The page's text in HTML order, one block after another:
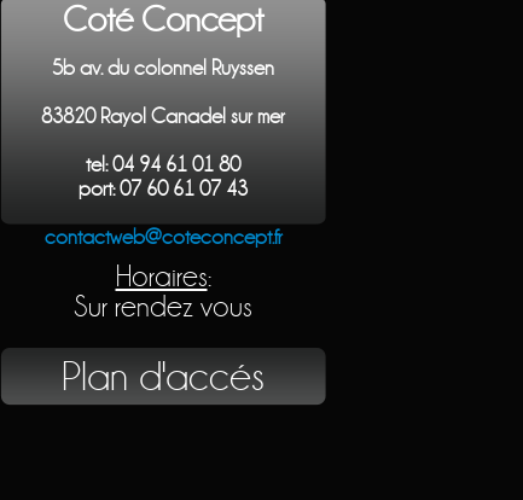
Coté Concept
5b av. du colonnel Ruyssen
83820 Rayol Canadel sur mer
tel: 04 94 61 01 80
port: 07 60 61 07 43
contactweb@coteconcept.fr
Horaires:
Sur rendez vous
Plan d'accés